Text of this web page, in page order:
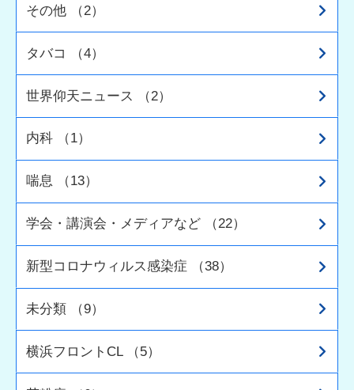
その他 （2）
タバコ （4）
世界仰天ニュース （2）
内科 （1）
喘息 （13）
学会・講演会・メディアなど （22）
新型コロナウィルス感染症 （38）
未分類 （9）
横浜フロントCL （5）